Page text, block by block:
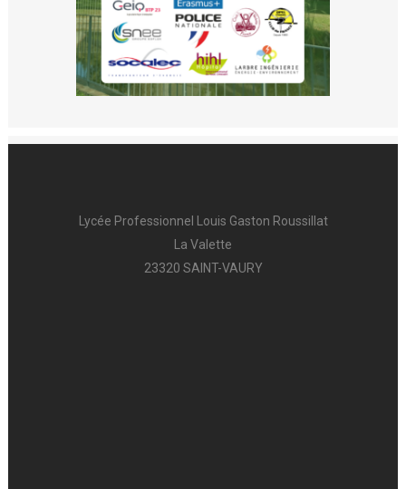
Lycée Professionnel Louis Gaston Roussillat
La Valette
23320 SAINT-VAURY